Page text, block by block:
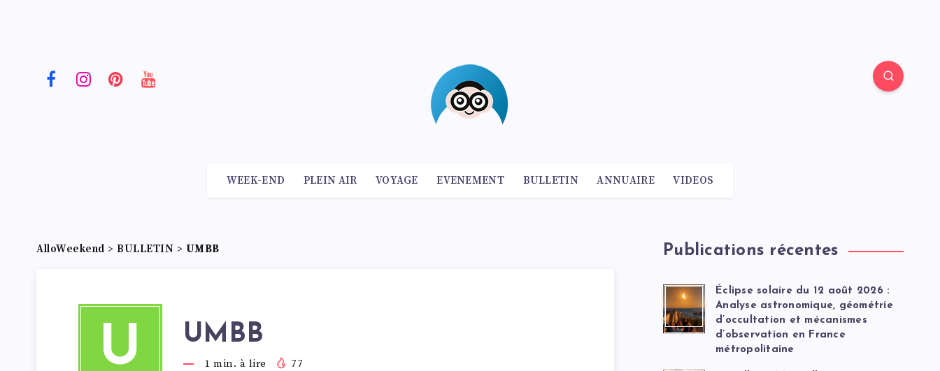
WEEK-END PLEIN AIR VOYAGE EVENEMENT BULLETIN ANNUAIRE VIDEOS
AlloWeekend > BULLETIN > UMBB
U UMBB
1 min. à lire 77
Publications récentes
Éclipse solaire du 12 août 2026 :
Analyse astronomique, géométrie
d’occultation et mécanismes
d’observation en France
métropolitaine